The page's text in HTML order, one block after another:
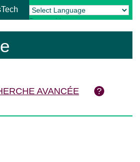
Powered by Translate
AVANCÉE